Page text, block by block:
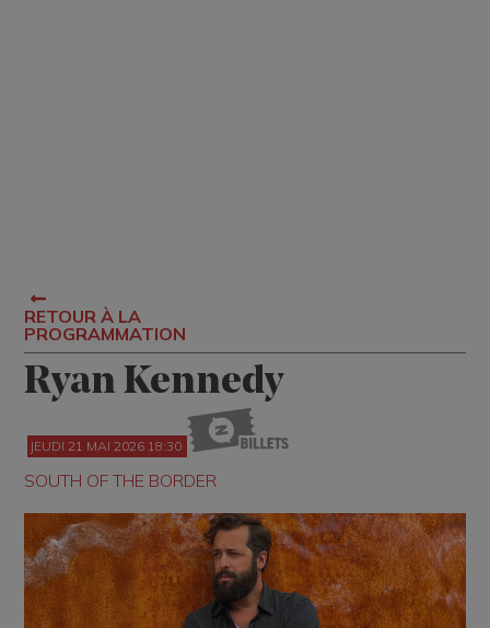
RETOUR À LA
PROGRAMMATION
Ryan Kennedy
JEUDI 21 MAI 2026 18:30
SOUTH OF THE BORDER